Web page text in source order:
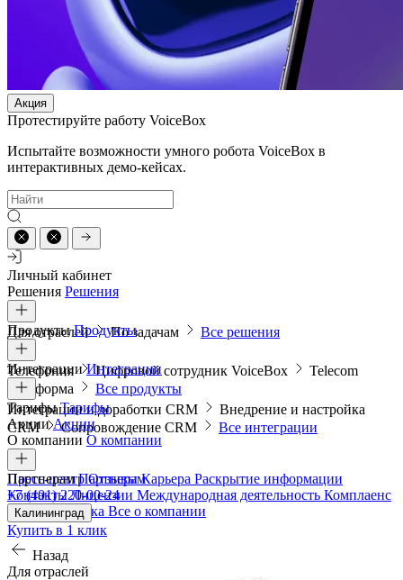
Акция
Протестируйте работу VoiceBox
Испытайте возможности умного робота VoiceBox в
интерактивных демо-кейсах.
Личный кабинет
Решения Решения
Для отраслей По задачам Все решения
ПродуктыПродукты
Телефония Цифровой сотрудник VoiceBox
Telecom
платформа
Все продукты
ИнтеграцииИнтеграции
Интеграции и доработки CRM
Внедрение и настройка
CRM
Сопровождение CRM Все интеграции
ТарифыТарифы
АкцииАкции
О компании О компании
Пресс-центрОтзывыКарьера Раскрытие информации
КонтактыЛицензии Международная деятельность Комплаенс
и деловая этика Все о компании
ПартнерамПартнерам
+7 (401) 220-00-24
Калининград
Купить в 1 клик
Назад
Для отраслей